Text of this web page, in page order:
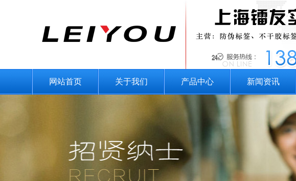
网站首页 关于我们 产品中心 新闻资讯